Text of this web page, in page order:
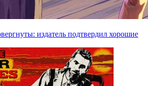
издатель подтвердил хорошие